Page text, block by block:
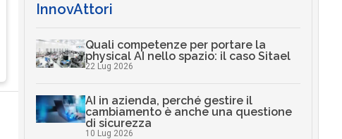
InnovAttori
Quali competenze per portare la
physical AI nello spazio: il caso Sitael
22 Lug 2026
AI in azienda, perché gestire il
cambiamento è anche una questione
di sicurezza
10 Lug 2026